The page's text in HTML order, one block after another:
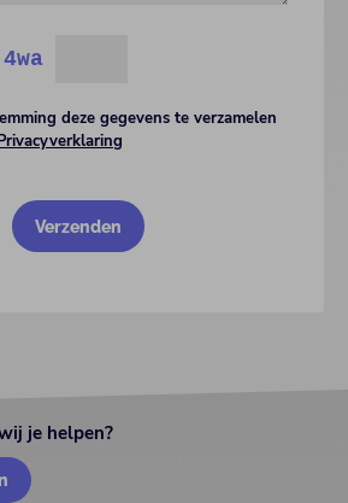
4wa
deze gegevens te verzamelen
je helpen?